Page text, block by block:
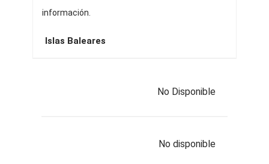
información.
Islas Baleares
No Disponible
No disponible